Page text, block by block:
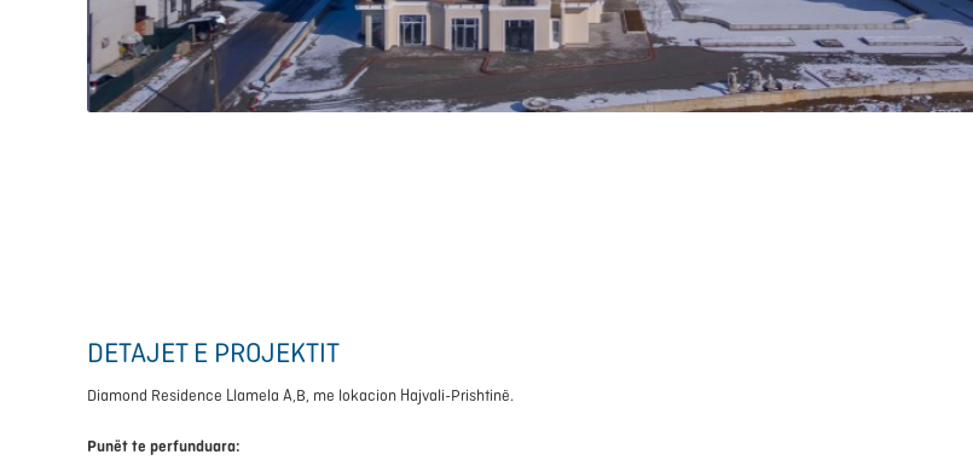
DETAJET E PROJEKTIT
Diamond Residence Llamela A,B, me lokacion Hajvali-Prishtinë.
Punët te perfunduara: